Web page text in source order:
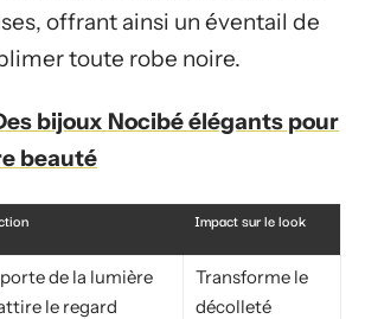
offrant ainsi un éventail de
toute robe noire.
bijoux Nocibé élégants pour
beauté
Impact sur le look
de la lumière
le regard
Transforme le
décolleté